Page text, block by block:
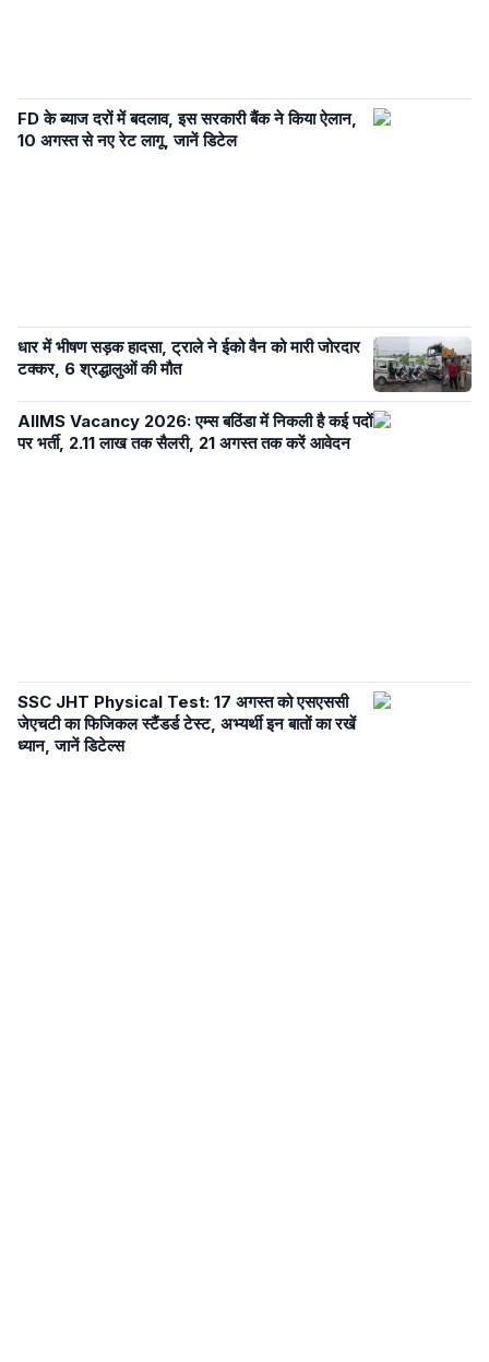
FD के ब्याज दरों में बदलाव, इस सरकारी बैंक ने किया ऐलान,
10 अगस्त से नए रेट लागू, जानें डिटेल
धार में भीषण सड़क हादसा, ट्राले ने ईको वैन को मारी जोरदार
टक्कर, 6 श्रद्धालुओं की मौत
AIIMS Vacancy 2026: एम्स बठिंडा में निकली है कई पदों
पर भर्ती, 2.11 लाख तक सैलरी, 21 अगस्त तक करें आवेदन
SSC JHT Physical Test: 17 अगस्त को एसएससी
जेएचटी का फिजिकल स्टैंडर्ड टेस्ट, अभ्यर्थी इन बातों का रखें
ध्यान, जानें डिटेल्स